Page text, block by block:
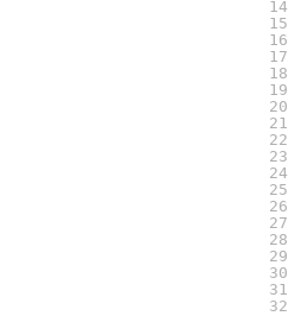
14
15
16
17
18
19
20
21
22
23
24
25
26
27
28
29
30
31
32